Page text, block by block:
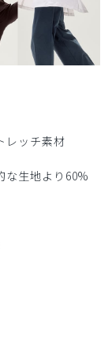
レッチ素材
な生地より60%